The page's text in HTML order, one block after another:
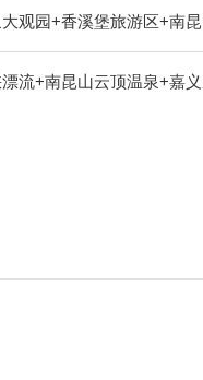
观园+香溪堡旅游区+
流+南昆山云顶温泉+嘉